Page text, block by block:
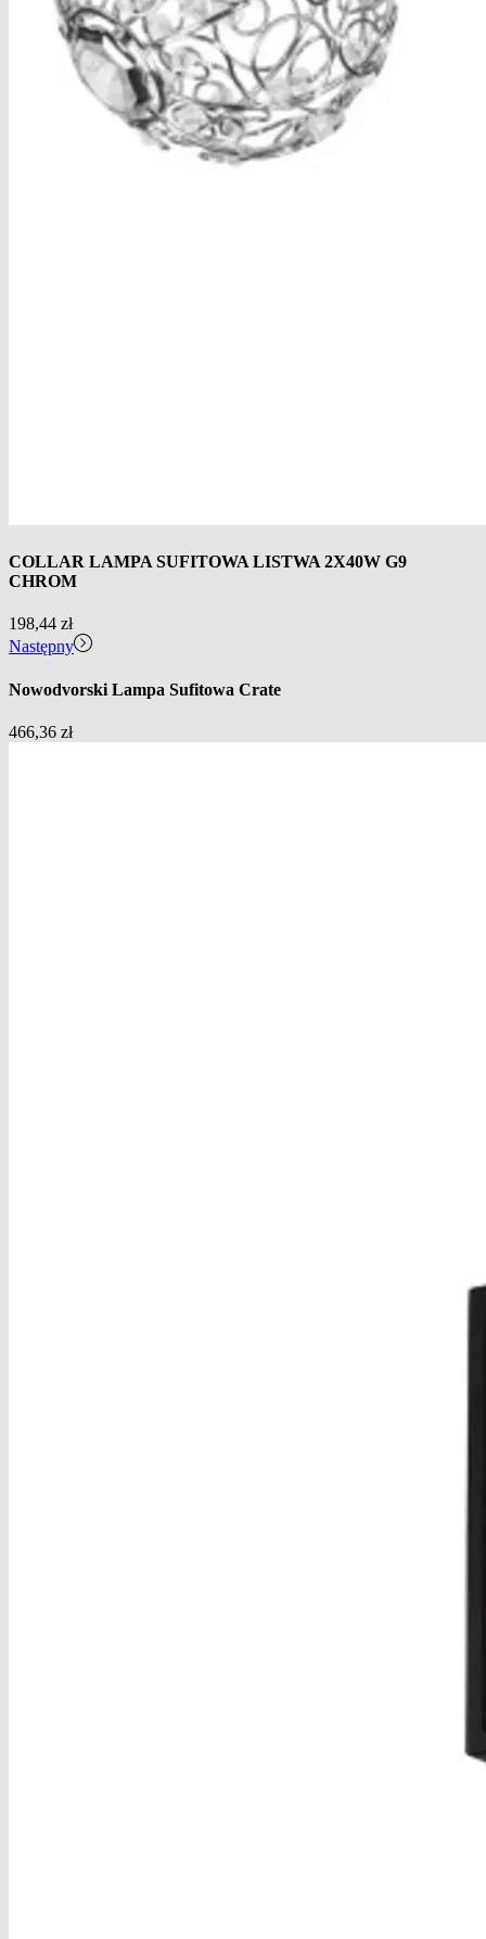
COLLAR LAMPA SUFITOWA LISTWA 2X40W G9
CHROM
198,44 zł
Następny
Nowodvorski Lampa Sufitowa Crate
466,36 zł